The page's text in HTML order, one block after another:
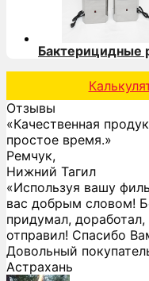
Бактерицидные
Отзывы
«Качественная
простое время.»
Ремчук,
Нижний Тагил
«Используя вашу
вас добрым словом!
придумал,
отправил! Спасибо
Довольный
Астрахань